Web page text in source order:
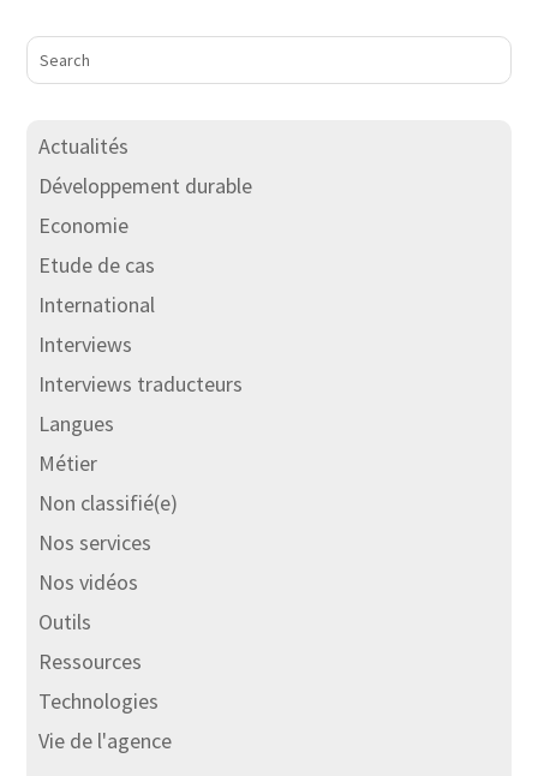
Actualités
Développement durable
Economie
Etude de cas
International
Interviews
Interviews traducteurs
Langues
Métier
Non classifié(e)
Nos services
Nos vidéos
Outils
Ressources
Technologies
Vie de l'agence